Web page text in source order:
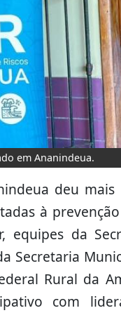
em Ananindeua.
deu
à
equipes da
Secretaria
Rural da
com